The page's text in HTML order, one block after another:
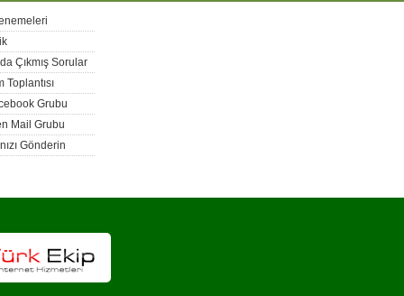
Çıkmış Sorular
Toplantısı
Grubu
Mail Grubu
Gönderin